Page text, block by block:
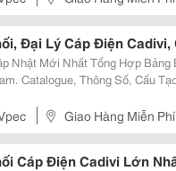
Đại Lý Cáp Điện
Catalogue, Thông Số, Cấu
Vpec.vn VpGiao Hàng Miễn
Cáp Điện Cadivi Lớn